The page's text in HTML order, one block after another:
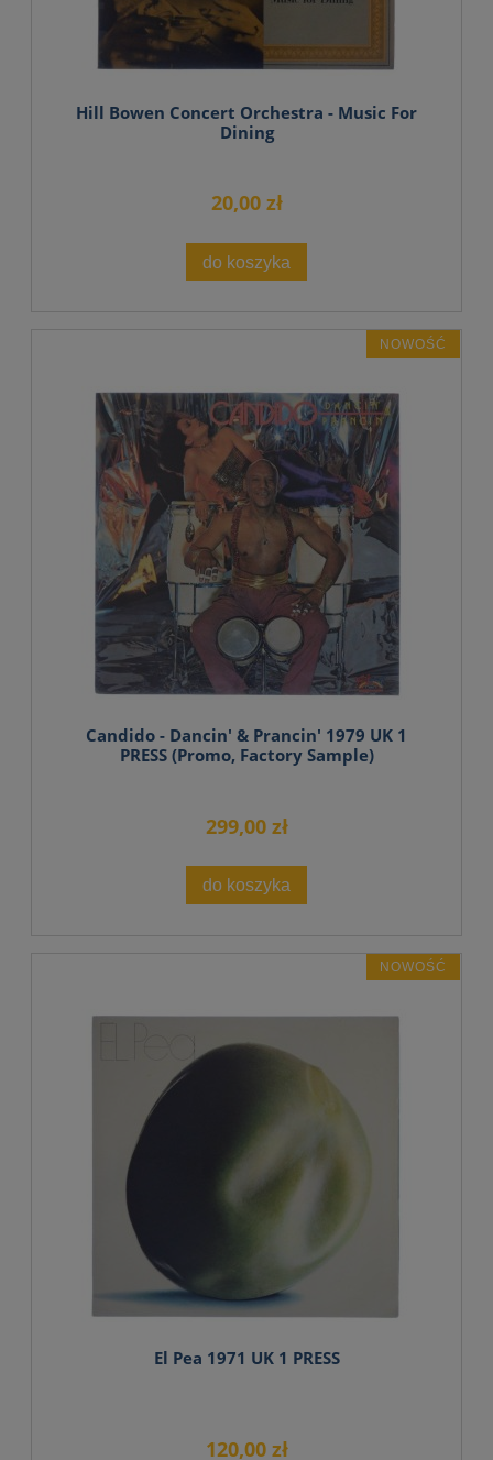
Hill Bowen Concert Orchestra - Music For
Dining
20,00 zł
do koszyka
Candido - Dancin' & Prancin' 1979 UK 1
PRESS (Promo, Factory Sample)
299,00 zł
do koszyka
NOWOŚĆ
El Pea 1971 UK 1 PRESS
120,00 zł
NOWOŚĆ